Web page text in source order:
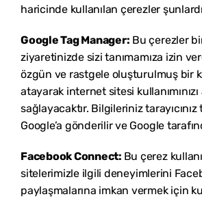
haricinde kullanılan çerezler
Google Tag Manager: Bu çerezler
ziyaretinizde sizi tanımamıza izin
özgün ve rastgele oluşturulmuş bir
atayarak internet sitesi
sağlayacaktır. Bilgileriniz tarayıcınız
Google’a gönderilir ve Google
Facebook Connect: Bu çerez
sitelerimizle ilgili deneyimlerini
paylaşmalarına imkan vermek için